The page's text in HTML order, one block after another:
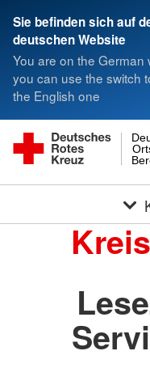
Sie befinden sich auf
deutschen Website
You are on the German
you can use the switch
the English one